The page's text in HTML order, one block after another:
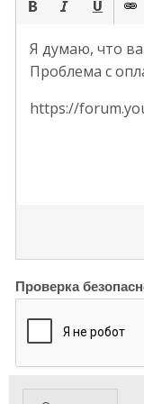
Я думаю, что
Проблема с
https://
Проверка